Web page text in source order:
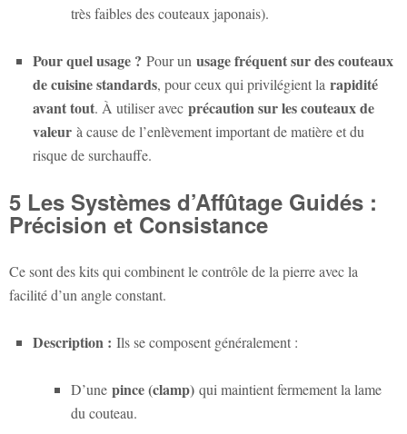
très faibles des couteaux japonais).
Pour quel usage ? Pour un usage fréquent sur des couteaux
de cuisine standards, pour ceux qui privilégient la rapidité
avant tout. À utiliser avec précaution sur les couteaux de
valeur à cause de l’enlèvement important de matière et du
risque de surchauffe.
5 Les Systèmes d’Affûtage Guidés :
Précision et Consistance
Ce sont des kits qui combinent le contrôle de la pierre avec la
facilité d’un angle constant.
Description : Ils se composent généralement :
D’une pince (clamp) qui maintient fermement la lame
du couteau.